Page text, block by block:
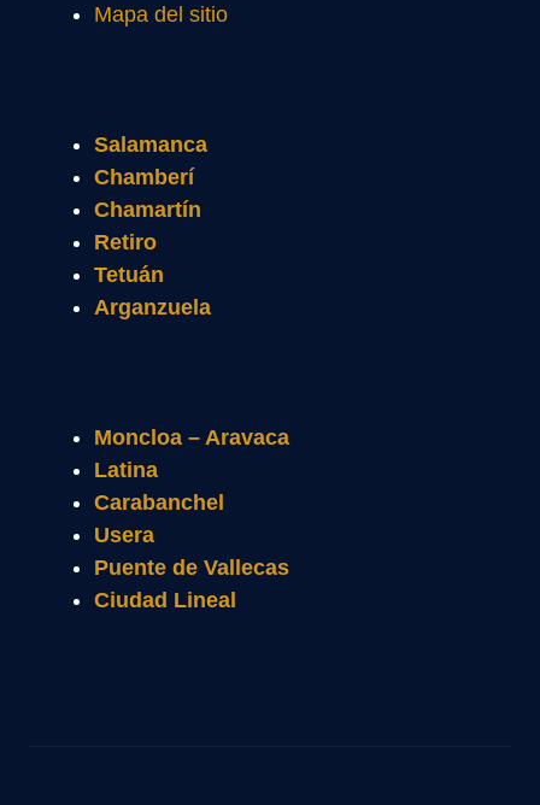
Mapa del sitio
Salamanca
Chamberí
Chamartín
Retiro
Tetuán
Arganzuela
Moncloa – Aravaca
Latina
Carabanchel
Usera
Puente de Vallecas
Ciudad Lineal